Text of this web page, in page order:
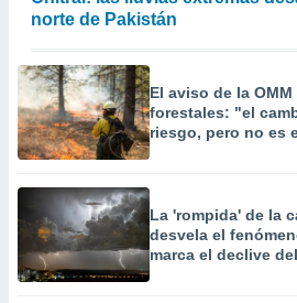
norte de Pakistán
El aviso de la
forestales: "el
riesgo, pero no es
La 'rompida' de la
desvela el
marca el declive